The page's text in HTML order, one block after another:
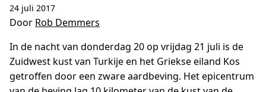
24 juli 2017
Door Rob Demmers
In de nacht van donderdag 20 op vrijdag 21 juli is de
Zuidwest kust van Turkije en het Griekse eiland Kos
getroffen door een zware aardbeving. Het epicentrum